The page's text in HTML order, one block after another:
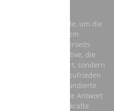
dringend Fachkräfte, um die
meistern und auf dem
zu bleiben. Andererseits
berufliche Perspektive, die
Einkommen sichert, sondern
fördert und sie zufrieden
Fragen ist eine fundierte
Beruf – und diese Antwort
die auf Fachkräfte